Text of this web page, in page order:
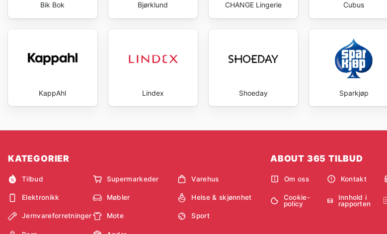
Bik Bok Bjørklund CHANGE Lingerie Cubus
KappAhl Lindex Shoeday Sparkjøp
KATEGORIER
Tilbud Supermarkeder Varehus
Elektronikk Møbler Helse & skjønnhet
Jernvareforretninger Mote Sport
ABOUT 365 TILBUD
Om oss Kontakt
Cookie-
policy
Innhold i
rapporten